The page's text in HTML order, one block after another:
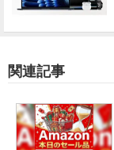
関連記事